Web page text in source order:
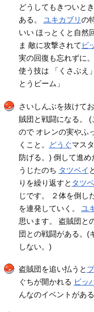
どうしてもきついと
ある。 ユキカブリ の
いい ほっとくと自然
ま 敵に攻撃されて ビ
実の回復も忘れずに。
使う技は 「くさぶえ
とうビーム」
さいしんぶを抜けて
賊団と戦闘になる。
ので オレンの実やふ
くこと。
どうぐマス
防げる。) 倒して進
うじたのち タツベイ
りを繰り返すと タツ
じです。 ２体を倒し
を連発していく。 ユ
思います。 盗賊団と
団との戦闘がある。(
しない。)
盗賊団を追い払うと
ぐちが開かれる ビッ
んなのイベントがある